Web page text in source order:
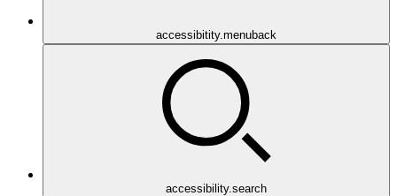
accessibitity.menuback
accessibility.search